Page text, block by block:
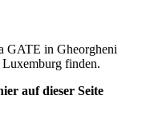
GATE in Gheorgheni
finden.
auf dieser Seite